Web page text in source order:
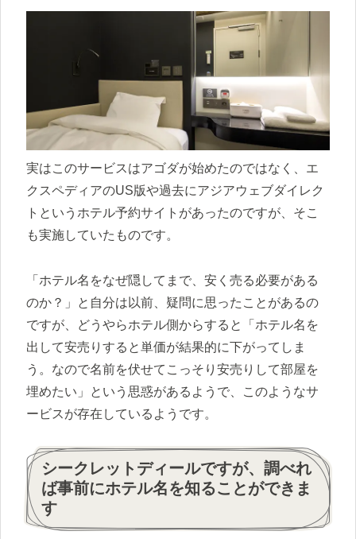
実はこのサービスはアゴダが始めたのではなく、エ
クスペディアのUS版や過去にアジアウェブダイレク
トというホテル予約サイトがあったのですが、そこ
も実施していたものです。
「ホテル名をなぜ隠してまで、安く売る必要がある
のか？」と自分は以前、疑問に思ったことがあるの
ですが、どうやらホテル側からすると「ホテル名を
出して安売りすると単価が結果的に下がってしま
う。なので名前を伏せてこっそり安売りして部屋を
埋めたい」という思惑があるようで、このようなサ
ービスが存在しているようです。
シークレットディールですが、調べれ
ば事前にホテル名を知ることができま
す